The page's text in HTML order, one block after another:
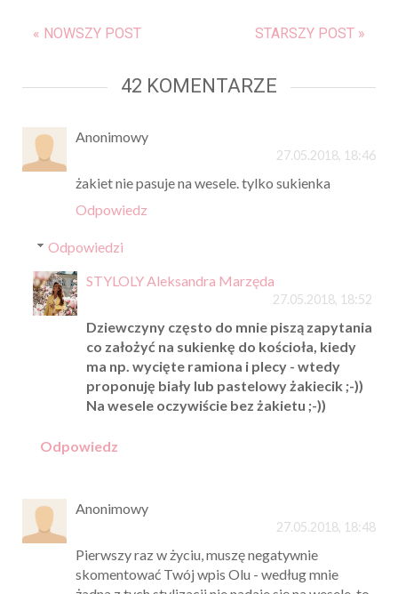
« NOWSZY POST STARSZY POST »
42 KOMENTARZE
Anonimowy
27.05.2018, 18:46
żakiet nie pasuje na wesele. tylko sukienka
Odpowiedz
Odpowiedzi
STYLOLY Aleksandra Marzęda
27.05.2018, 18:52
Dziewczyny często do mnie piszą zapytania
co założyć na sukienkę do kościoła, kiedy
ma np. wycięte ramiona i plecy - wtedy
proponuję biały lub pastelowy żakiecik ;-))
Na wesele oczywiście bez żakietu ;-))
Odpowiedz
Anonimowy
27.05.2018, 18:48
Pierwszy raz w życiu, muszę negatywnie
skomentować Twój wpis Olu - według mnie